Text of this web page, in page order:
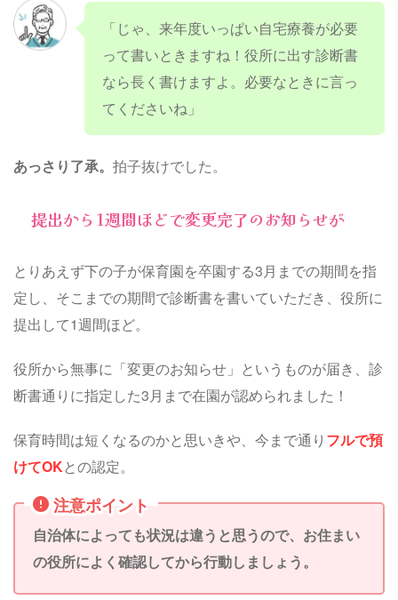
「じゃ、来年度いっぱい自宅療養が必要
って書いときますね！役所に出す診断書
なら長く書けますよ。必要なときに言っ
てくださいね」
あっさり了承。 拍子抜けでした。
提出から1週間ほどで変更完了のお知らせが
とりあえず下の子が保育園を卒園する3月までの期間を指
定し、そこまでの期間で診断書を書いていただき、役所に
提出して1週間ほど。
役所から無事に「変更のお知らせ」というものが届き、診
断書通りに指定した3月まで在園が認められました！
保育時間は短くなるのかと思いきや、今まで通り フルで預
けてOKとの認定。
注意ポイント
自治体によっても状況は違うと思うので、お住まい
の役所によく確認してから行動しましょう。